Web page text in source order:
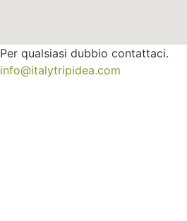
Per qualsiasi dubbio contattaci.
info@italytripidea.com